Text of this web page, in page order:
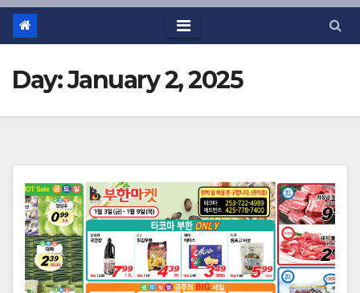
Day:January 2, 2025